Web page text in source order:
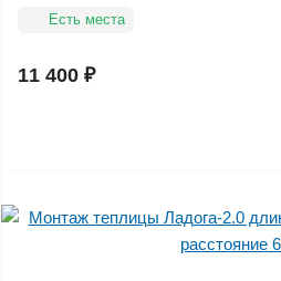
Есть места
11 400 ₽